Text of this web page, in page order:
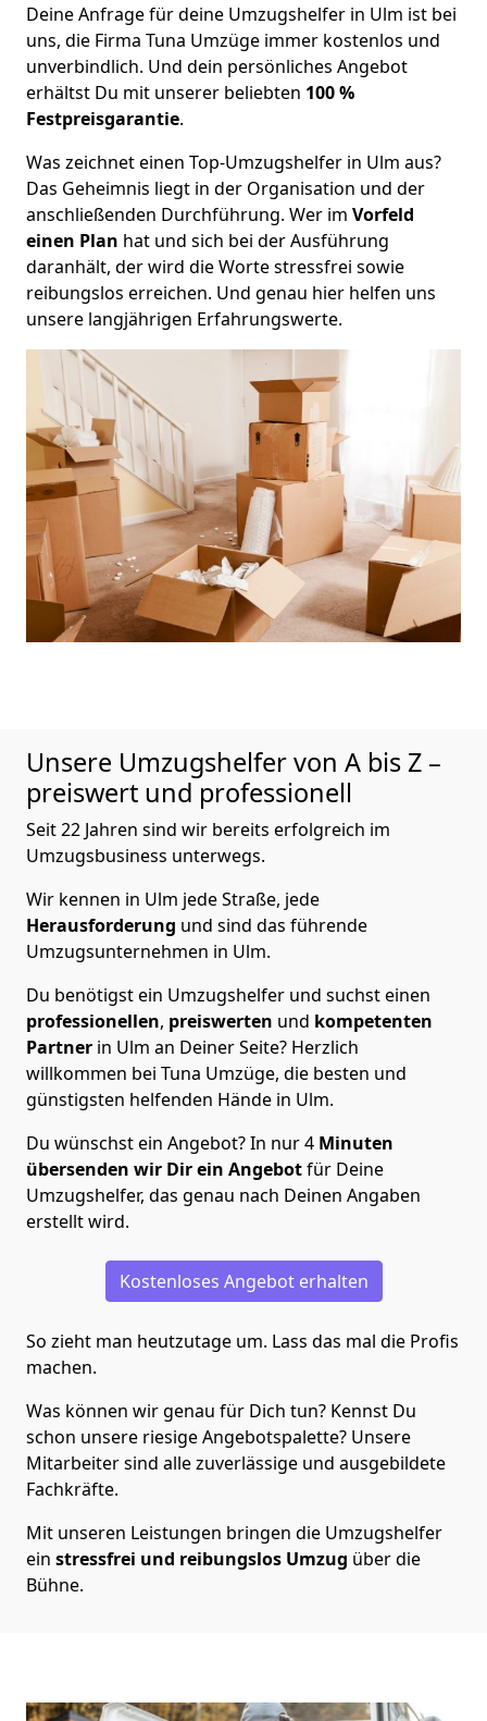
Deine Anfrage für deine Umzugshelfer in Ulm ist bei
uns, die Firma Tuna Umzüge immer kostenlos und
unverbindlich. Und dein persönliches Angebot
erhältst Du mit unserer beliebten 100 %
Festpreisgarantie.
Was zeichnet einen Top-Umzugshelfer in Ulm aus?
Das Geheimnis liegt in der Organisation und der
anschließenden Durchführung. Wer im Vorfeld
einen Plan hat und sich bei der Ausführung
daranhält, der wird die Worte stressfrei sowie
reibungslos erreichen. Und genau hier helfen uns
unsere langjährigen Erfahrungswerte.
Unsere Umzugshelfer von A bis Z –
preiswert und professionell
Seit 22 Jahren sind wir bereits erfolgreich im
Umzugsbusiness unterwegs.
Wir kennen in Ulm jede Straße, jede
Herausforderung und sind das führende
Umzugsunternehmen in Ulm.
Du benötigst ein Umzugshelfer und suchst einen
professionellen, preiswerten und kompetenten
Partner in Ulm an Deiner Seite? Herzlich
willkommen bei Tuna Umzüge, die besten und
günstigsten helfenden Hände in Ulm.
Du wünschst ein Angebot? In nur 4 Minuten
übersenden wir Dir ein Angebotfür Deine
Umzugshelfer, das genau nach Deinen Angaben
erstellt wird.
Kostenloses Angebot erhalten
So zieht man heutzutage um. Lass das mal die Profis
machen.
Was können wir genau für Dich tun? Kennst Du
schon unsere riesige Angebotspalette? Unsere
Mitarbeiter sind alle zuverlässige und ausgebildete
Fachkräfte.
Mit unseren Leistungen bringen die Umzugshelfer
ein stressfrei und reibungslos Umzug über die
Bühne.